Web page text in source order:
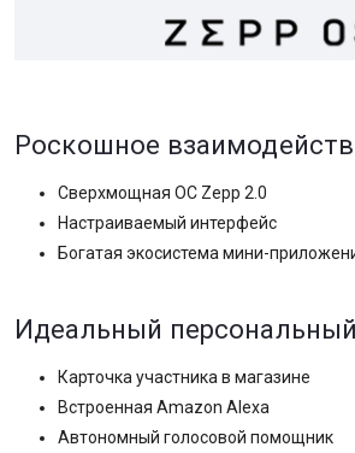
Роскошное
Сверхмощная ОС Zepp 2.0
Настраиваемый интерфейс
Богатая экосистема мини-
Идеальный
Карточка участника в магазине
Встроенная Amazon Alexa
Автономный голосовой помощник